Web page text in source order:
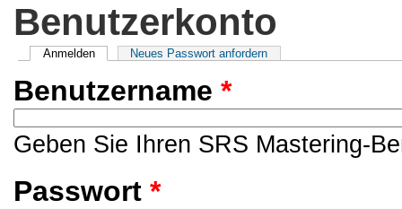
Benutzerkonto
Haupt-Reiter
Anmelden(aktiver Reiter)Neues Passwort anfordern
Benutzername *
Geben Sie Ihren SRS Mastering-
Passwort *